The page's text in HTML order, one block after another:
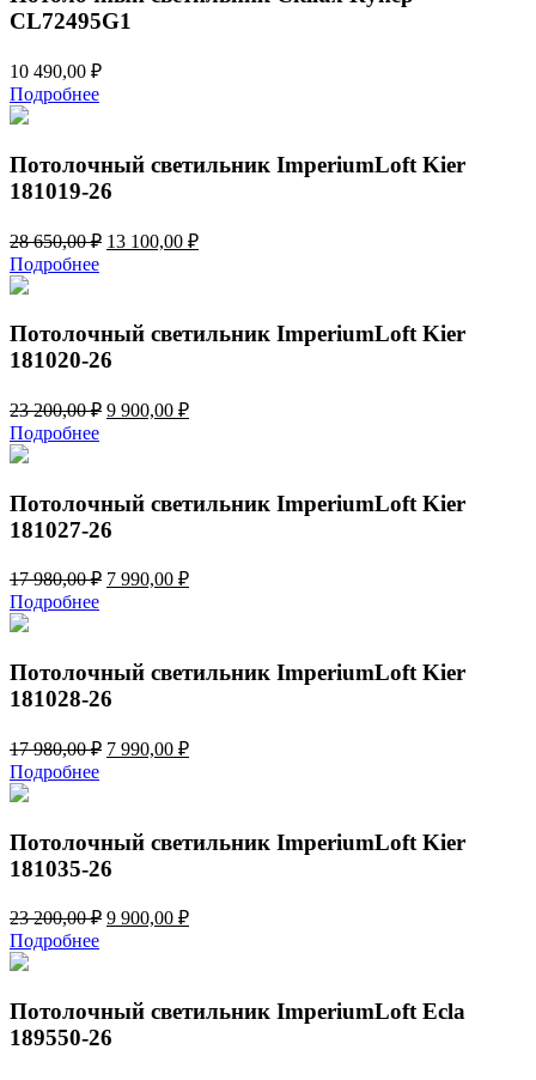
CL72495G1
10 490,00 ₽
Подробнее
Потолочный светильник ImperiumLoft Kier
181019-26
28 650,00₽ Первоначальная
650,00 ₽.
13 100,00 ₽Текущая
Подробнее
Потолочный светильник ImperiumLoft Kier
181020-26
23 200,00₽ Первоначальная
200,00 ₽.
9 900,00 ₽Текущая
Подробнее
Потолочный светильник ImperiumLoft Kier
181027-26
17 980,00₽ Первоначальная
980,00 ₽.
7 990,00 ₽Текущая
Подробнее
Потолочный светильник ImperiumLoft Kier
181028-26
17 980,00₽ Первоначальная
980,00 ₽.
7 990,00 ₽Текущая
Подробнее
Потолочный светильник ImperiumLoft Kier
181035-26
23 200,00₽ Первоначальная
200,00 ₽.
9 900,00 ₽Текущая
Подробнее
Потолочный светильник ImperiumLoft Ecla
189550-26